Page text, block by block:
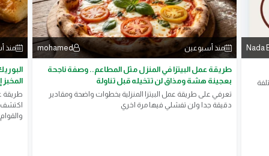
Nada منذ أسبوعين mohamed
طريقة عمل البيتزا في المنزل مثل المطاعم.. وصفة ناجحة
بعجينة هشة ومذاق لن تتخيله قبل تناولة
تعرفي على طريقة عمل البيتزا المنزلية بخطوات واضحة ومقادير
دقيقة جدا ولن تفشلي فيها مرة اخري
منذ
​طريقة
اكتشف